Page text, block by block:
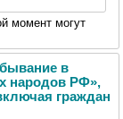
момент могут
в
народов РФ»,
граждан